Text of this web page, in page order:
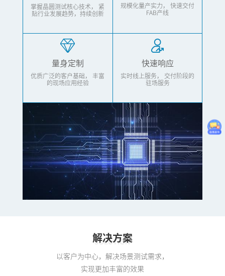
掌握晶圆测试核心技术， 紧
贴行业发展趋势，持续创新
规模化量产实力， 快速交付
FAB产线
量身定制
优质广泛的客户基础， 丰富
的现场应用经验
快速响应
实时线上服务， 交付阶段的
驻场服务
解决方案
SOLUTION
以客户为中心，解决场景测试需求，
实现更加丰富的效果